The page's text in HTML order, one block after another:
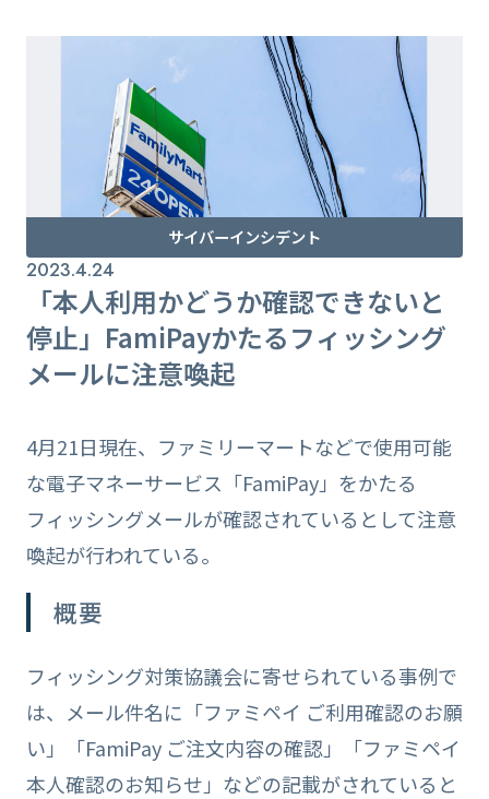
サイバーインシデント
2023.4.24
「本人利用かどうか確認できないと
停止」FamiPayかたるフィッシング
メールに注意喚起
4月21日現在、ファミリーマートなどで使用可能
な電子マネーサービス「FamiPay」をかたる
フィッシングメールが確認されているとして注意
喚起が行われている。
概要
フィッシング対策協議会に寄せられている事例で
は、メール件名に「ファミペイ ご利用確認のお願
い」「FamiPay ご注文内容の確認」「ファミペイ
本人確認のお知らせ」などの記載がされていると